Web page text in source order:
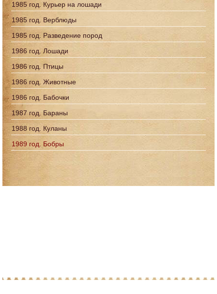
1985 год. Курьер на лошади
1985 год. Верблюды
1985 год. Разведение пород
1986 год. Лошади
1986 год. Птицы
1986 год. Животные
1986 год. Бабочки
1987 год. Бараны
1988 год. Куланы
1989 год. Бобры